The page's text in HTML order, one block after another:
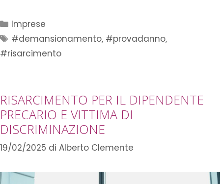
Imprese
#demansionamento, #provadanno,
#risarcimento
RISARCIMENTO PER IL DIPENDENTE
PRECARIO E VITTIMA DI
DISCRIMINAZIONE
19/02/2025 di Alberto Clemente